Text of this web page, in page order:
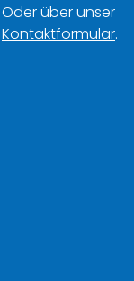
Oder über unser
Kontaktformular.